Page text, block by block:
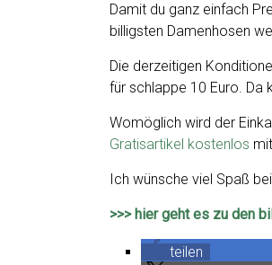
Damit du ganz einfach
billigsten Damenhosen
Die derzeitigen
für schlappe 10 Euro. Da
Womöglich wird der
Gratisartikel kostenlos
Ich wünsche viel Spaß
>>> hier geht es zu den
teilen